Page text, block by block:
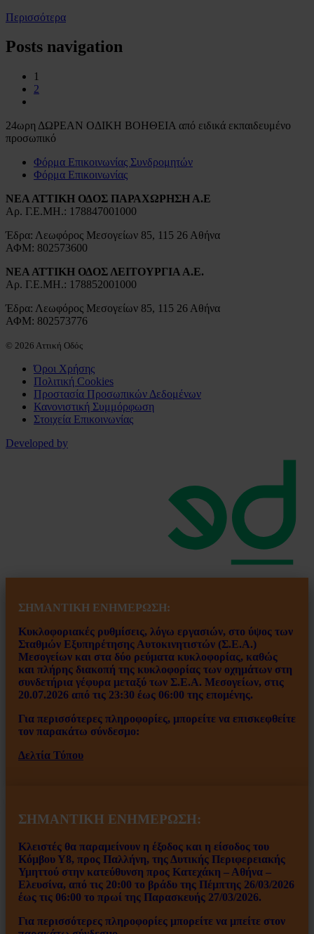
Περισσότερα
Posts navigation
1
2
24ωρη ΔΩΡΕΑΝ ΟΔΙΚΗ ΒΟΗΘΕΙΑ από ειδικά εκπαιδευμένο
προσωπικό
Φόρμα Επικοινωνίας Συνδρομητών
Φόρμα Επικοινωνίας
ΝΕΑ ΑΤΤΙΚΗ ΟΔΟΣ ΠΑΡΑΧΩΡΗΣΗ Α.Ε
Αρ. Γ.Ε.ΜΗ.: 178847001000
Έδρα: Λεωφόρος Μεσογείων 85, 115 26 Αθήνα
ΑΦΜ: 802573600
ΝΕΑ ΑΤΤΙΚΗ ΟΔΟΣ ΛΕΙΤΟΥΡΓΙΑ Α.Ε.
Αρ. Γ.Ε.ΜΗ.: 178852001000
Έδρα: Λεωφόρος Μεσογείων 85, 115 26 Αθήνα
ΑΦΜ: 802573776
© 2026 Αττική Οδός
Όροι Χρήσης
Πολιτική Cookies
Προστασία Προσωπικών Δεδομένων
Κανονιστική Συμμόρφωση
Στοιχεία Επικοινωνίας
Developed by
ΣΗΜΑΝΤΙΚΗ ΕΝΗΜΕΡΩΣΗ:
Κυκλοφοριακές ρυθμίσεις, λόγω εργασιών, στο ύψος των
Σταθμών Εξυπηρέτησης Αυτοκινητιστών (Σ.Ε.Α.)
Μεσογείων και στα δύο ρεύματα κυκλοφορίας, καθώς
και πλήρης διακοπή της κυκλοφορίας των οχημάτων στη
συνδετήρια γέφυρα μεταξύ των Σ.Ε.Α. Μεσογείων, στις
20.07.2026 από τις 23:30 έως 06:00 της επομένης.
Για περισσότερες πληροφορίες, μπορείτε να επισκεφθείτε
τον παρακάτω σύνδεσμο:
Δελτία Τύπου
ΣΗΜΑΝΤΙΚΗ ΕΝΗΜΕΡΩΣΗ:
Κλειστές θα παραμείνουν η έξοδος και η είσοδος του
Κόμβου Υ8, προς Παλλήνη, της Δυτικής Περιφερειακής
Υμηττού στην κατεύθυνση προς Κατεχάκη – Αθήνα –
Ελευσίνα, από τις 20:00 το βράδυ της Πέμπτης 26/03/2026
έως τις 06:00 το πρωί της Παρασκευής 27/03/2026.
Για περισσότερες πληροφορίες μπορείτε να μπείτε στον